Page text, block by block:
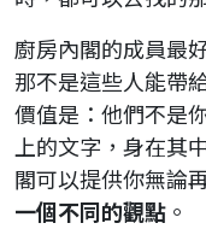
廚房內閣的成員最
那不是這些人能帶
價值是：他們不是
上的文字，身在其
閣可以提供你無論
一個不同的觀點 。